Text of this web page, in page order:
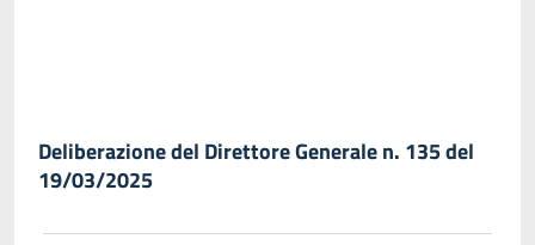
Deliberazione del Direttore Generale n. 135 del
19/03/2025